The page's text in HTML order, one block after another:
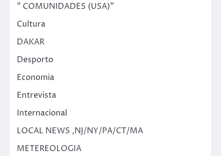
" COMUNIDADES (USA)"
Cultura
DAKAR
Desporto
Economia
Entrevista
Internacional
LOCAL NEWS ,NJ/NY/PA/CT/MA
METEREOLOGIA